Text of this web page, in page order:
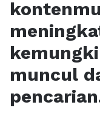
muncul